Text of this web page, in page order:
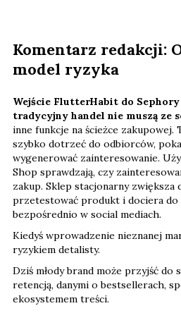
Komentarz redakcji:
model ryzyka
Wejście FlutterHabit do
tradycyjny handel nie muszą ze
inne funkcje na ścieżce zakupowej.
szybko dotrzeć do odbiorców,
wygenerować zainteresowanie.
Shop sprawdzają, czy
zakup. Sklep stacjonarny zwiększa
przetestować produkt i dociera
bezpośrednio w social mediach.
Kiedyś wprowadzenie nieznanej
ryzykiem detalisty.
Dziś młody brand może przyjść do
retencją, danymi o bestsellerach,
ekosystemem treści.